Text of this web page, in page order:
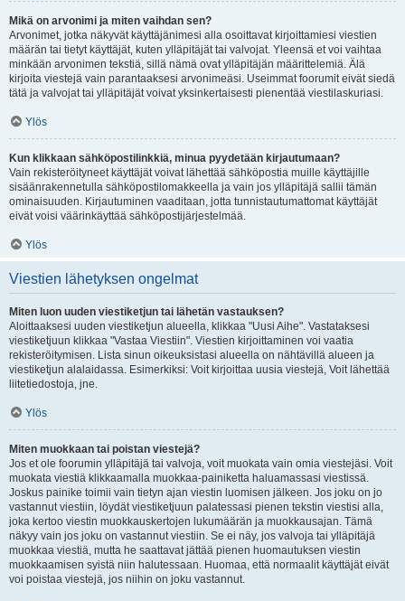
Mikä on arvonimi ja miten vaihdan sen?
Arvonimet, jotka näkyvät käyttäjänimesi alla osoittavat kirjoittamiesi viestien
määrän tai tietyt käyttäjät, kuten ylläpitäjät tai valvojat. Yleensä et voi vaihtaa
minkään arvonimen tekstiä, sillä nämä ovat ylläpitäjän määrittelemiä. Älä
kirjoita viestejä vain parantaaksesi arvonimeäsi. Useimmat foorumit eivät siedä
tätä ja valvojat tai ylläpitäjät voivat yksinkertaisesti pienentää viestilaskuriasi.
Ylös
Kun klikkaan sähköpostilinkkiä, minua pyydetään kirjautumaan?
Vain rekisteröityneet käyttäjät voivat lähettää sähköpostia muille käyttäjille
sisäänrakennetulla sähköpostilomakkeella ja vain jos ylläpitäjä sallii tämän
ominaisuuden. Kirjautuminen vaaditaan, jotta tunnistautumattomat käyttäjät
eivät voisi väärinkäyttää sähköpostijärjestelmää.
Ylös
Viestien lähetyksen ongelmat
Miten luon uuden viestiketjun tai lähetän vastauksen?
Aloittaaksesi uuden viestiketjun alueella, klikkaa "Uusi Aihe". Vastataksesi
viestiketjuun klikkaa "Vastaa Viestiin". Viestien kirjoittaminen voi vaatia
rekisteröitymisen. Lista sinun oikeuksistasi alueella on nähtävillä alueen ja
viestiketjun alalaidassa. Esimerkiksi: Voit kirjoittaa uusia viestejä, Voit lähettää
liitetiedostoja, jne.
Ylös
Miten muokkaan tai poistan viestejä?
Jos et ole foorumin ylläpitäjä tai valvoja, voit muokata vain omia viestejäsi. Voit
muokata viestiä klikkaamalla muokkaa-painiketta haluamassasi viestissä.
Joskus painike toimii vain tietyn ajan viestin luomisen jälkeen. Jos joku on jo
vastannut viestiin, löydät viestiketjuun palatessasi pienen tekstin viestisi alla,
joka kertoo viestin muokkauskertojen lukumäärän ja muokkausajan. Tämä
näkyy vain jos joku on vastannut viestiin. Se ei näy, jos valvoja tai ylläpitäjä
muokkaa viestiä, mutta he saattavat jättää pienen huomautuksen viestin
muokkaamisen syistä niin halutessaan. Huomaa, että normaalit käyttäjät eivät
voi poistaa viestejä, jos niihin on joku vastannut.